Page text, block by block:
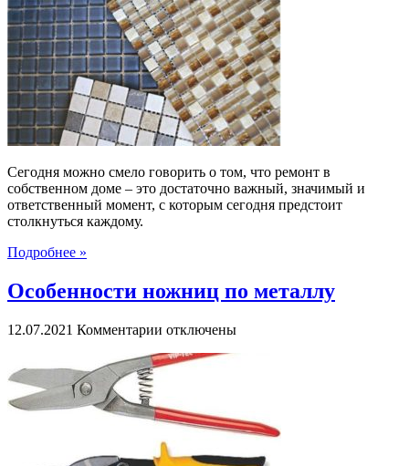
Плитка-
мозаика
для
кухонного
фартука
–
практичное
решение
Сегодня можно смело говорить о том, что ремонт в
собственном доме – это достаточно важный, значимый и
ответственный момент, с которым сегодня предстоит
столкнуться каждому.
Подробнее »
Особенности ножниц по металлу
12.07.2021 Комментарии к
Особенности
металлу
отключены